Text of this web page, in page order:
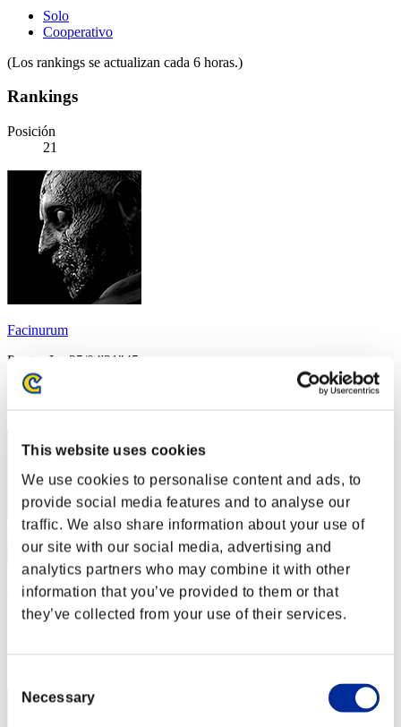
This website uses cookies
We use cookies to personalise content and ads, to
provide social media features and to analyse our
traffic. We also share information about your use of
our site with our social media, advertising and
analytics partners who may combine it with other
information that you’ve provided to them or that
they’ve collected from your use of their services.
Selection
Necessary
Solo
Cooperativo
(Los rankings se actualizan cada 6 horas.)
Rankings
Posición
21
Facinurum
Puntos:Lv:25/04'31"45
Posición
22
AnotherLime9547
Puntos:Lv:25/09'48"10
Posición